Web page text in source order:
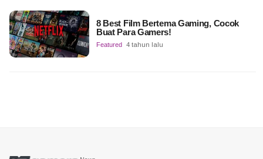
8 Best Film Bertema Gaming, Cocok
Buat Para Gamers!
Featured 4 tahun lalu